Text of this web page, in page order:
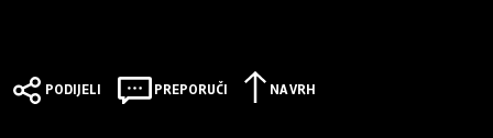
PODIJELI PREPORUČI NA VRH